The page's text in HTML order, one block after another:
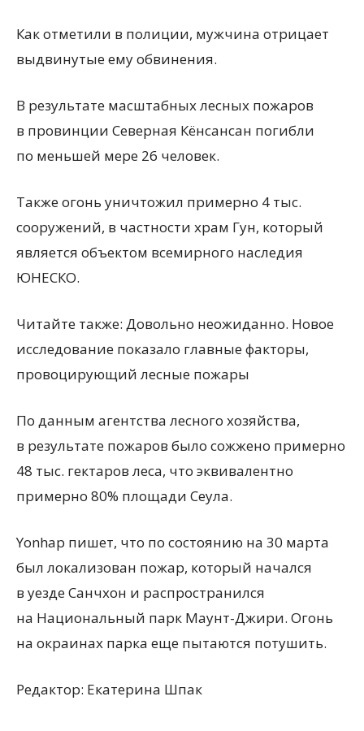
Как отметили в полиции, мужчина отрицает
выдвинутые ему обвинения.
В результате масштабных лесных пожаров
в провинции Северная Кёнсансан погибли
по меньшей мере 26 человек.
Также огонь уничтожил примерно 4 тыс.
сооружений, в частности храм Гун, который
является объектом всемирного наследия
ЮНЕСКО.
Читайте также: Довольно неожиданно. Новое
исследование показало главные факторы,
провоцирующий лесные пожары
По данным агентства лесного хозяйства,
в результате пожаров было сожжено примерно
48 тыс. гектаров леса, что эквивалентно
примерно 80% площади Сеула.
Yonhap пишет, что по состоянию на 30 марта
был локализован пожар, который начался
в уезде Санчхон и распространился
на Национальный парк Маунт-Джири. Огонь
на окраинах парка еще пытаются потушить.
Редактор: Екатерина Шпак